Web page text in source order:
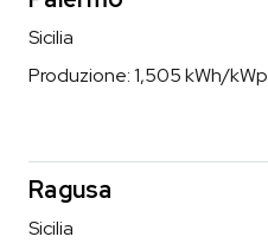
Sicilia
Produzione:1,505kWh/kWp
Ragusa
Sicilia